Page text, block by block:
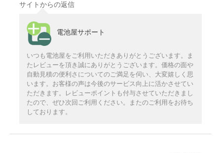
サイトからの返信
電池屋サポート
いつも電池屋をご利用いただきありがとうございます。ま
たレビューを頂き誠にありがとうございます。価格の面や
自動見積の便利さについてのご満足を伺い、大変嬉しく思
います。お客様の声は今後のサービス向上に活かさせてい
ただきます。レビューポイントも付与させていただきまし
たので、ぜひ次回ご利用ください。またのご利用をお待ち
しております。